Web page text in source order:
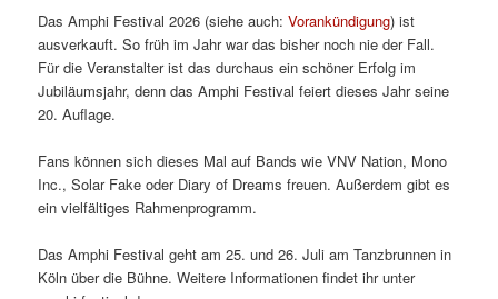
Das Amphi Festival 2026 (siehe auch:Vorankündigung) ist
ausverkauft. So früh im Jahr war das bisher noch nie der Fall.
Für die Veranstalter ist das durchaus ein schöner Erfolg im
Jubiläumsjahr, denn das Amphi Festival feiert dieses Jahr seine
20. Auflage.
Fans können sich dieses Mal auf Bands wie VNV Nation, Mono
Inc., Solar Fake oder Diary of Dreams freuen. Außerdem gibt es
ein vielfältiges Rahmenprogramm.
Das Amphi Festival geht am 25. und 26. Juli am Tanzbrunnen in
Köln über die Bühne. Weitere Informationen findet ihr unter